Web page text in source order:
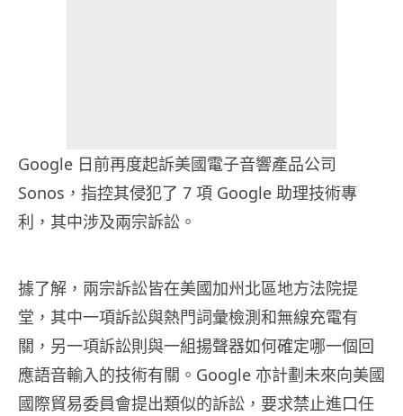
Google 日前再度起訴美國電子音響產品公司
Sonos，指控其侵犯了 7 項 Google 助理技術專
利，其中涉及兩宗訴訟。
據了解，兩宗訴訟皆在美國加州北區地方法院提
堂，其中一項訴訟與熱門詞彙檢測和無線充電有
關，另一項訴訟則與一組揚聲器如何確定哪一個回
應語音輸入的技術有關。Google 亦計劃未來向美國
國際貿易委員會提出類似的訴訟，要求禁止進口任